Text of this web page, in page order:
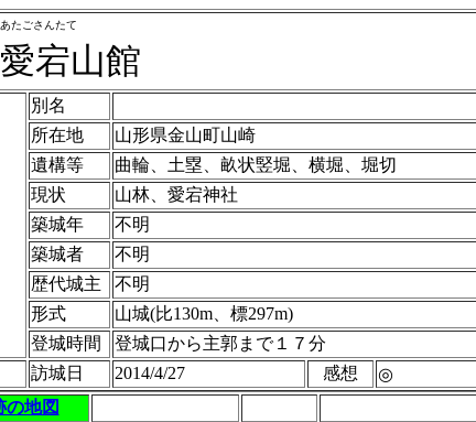
あたごさんたて
愛宕山館
別名
所在地
山形県金山町山崎
遺構等
曲輪、土塁、畝状竪堀、横堀、堀切
現状
山林、愛宕神社
築城年
不明
築城者
不明
歴代城主
不明
形式
山城(比130m、標297m)
登城時間
登城口から主郭まで１７分
訪城日 2014/4/27 感想
◎
の地図